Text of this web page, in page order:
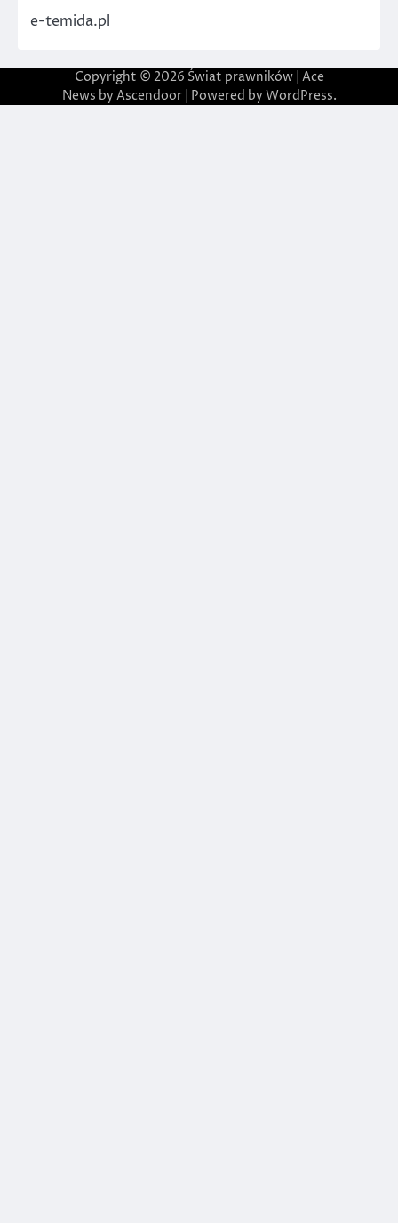
e-temida.pl
Copyright © 2026 Świat prawników| Ace
News by Ascendoor| Powered by WordPress.